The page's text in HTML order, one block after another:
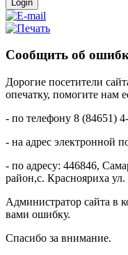
Cообщить об
Дорогие посетители
опечатку, помогите нам
- по телефону 8 (84651)
- на адрес электронной
- по адресу: 446846,
район,с. Краснояриха
Администратор сайта в
вами ошибку.
Спасибо за внимание.